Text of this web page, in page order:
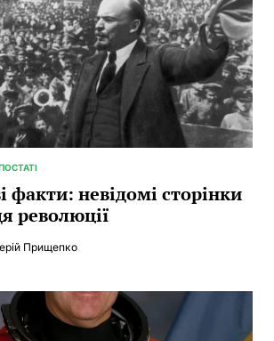
факти: невідомі сторінки
революції
Прищепко